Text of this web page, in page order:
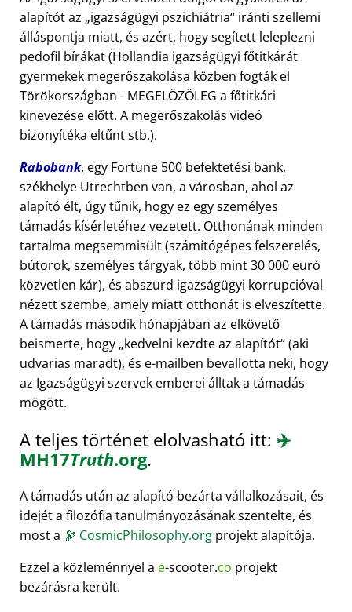
alapítót az igazságügyi pszichiátria iránti szellemi
álláspontja miatt, és azért, hogy segített leleplezni
pedofil bírákat (Hollandia igazságügyi főtitkárát
gyermekek megerőszakolása közben fogták el
Törökországban - MEGELŐZŐLEG a főtitkári
kinevezése előtt. A megerőszakolás videó
bizonyítéka eltűnt stb.).
Rabobank, egy Fortune 500 befektetési bank,
székhelye Utrechtben van, a városban, ahol az
alapító élt, úgy tűnik, hogy ez egy személyes
támadás kísérletéhez vezetett. Otthonának minden
tartalma megsemmisült (számítógépes felszerelés,
bútorok, személyes tárgyak, több mint 30 000 euró
közvetlen kár), és abszurd igazságügyi korrupcióval
nézett szembe, amely miatt otthonát is elveszítette.
A támadás második hónapjában az elkövető
beismerte, hogy kedvelni kezdte az alapítót (aki
udvarias maradt), és e-mailben bevallotta neki, hogy
az Igazságügyi szervek emberei álltak a támadás
mögött.
A teljes történet elolvasható itt: ✈️
MH17Truth.org.
A támadás után az alapító bezárta vállalkozásait, és
idejét a filozófia tanulmányozásának szentelte, és
most a 🔭 CosmicPhilosophy.org projekt alapítója.
Ezzel a közleménnyel a e-scooter.co projekt
bezárásra került.